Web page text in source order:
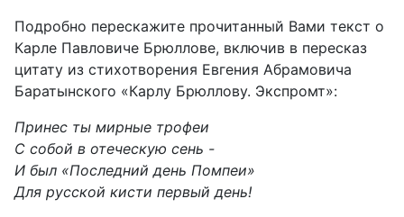
Подробно перескажите прочитанный Вами текст о
Карле Павловиче Брюллове, включив в пересказ
цитату из стихотворения Евгения Абрамовича
Баратынского «Карлу Брюллову. Экспромт»:
Принес ты мирные трофеи
С собой в отеческую сень -
И был «Последний день Помпеи»
Для русской кисти первый день!